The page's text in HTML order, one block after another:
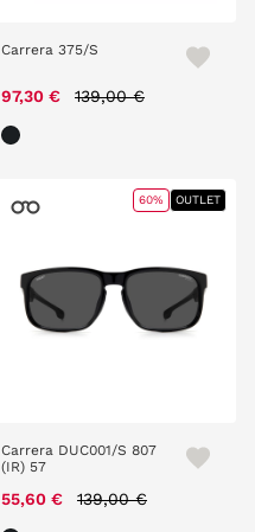
Carrera 375/S
97,30 € Price reduced from
139,00 €
Carrera DUC001/S 807
(IR) 57
55,60 € Price reduced from
139,00 €
60% OUTLET